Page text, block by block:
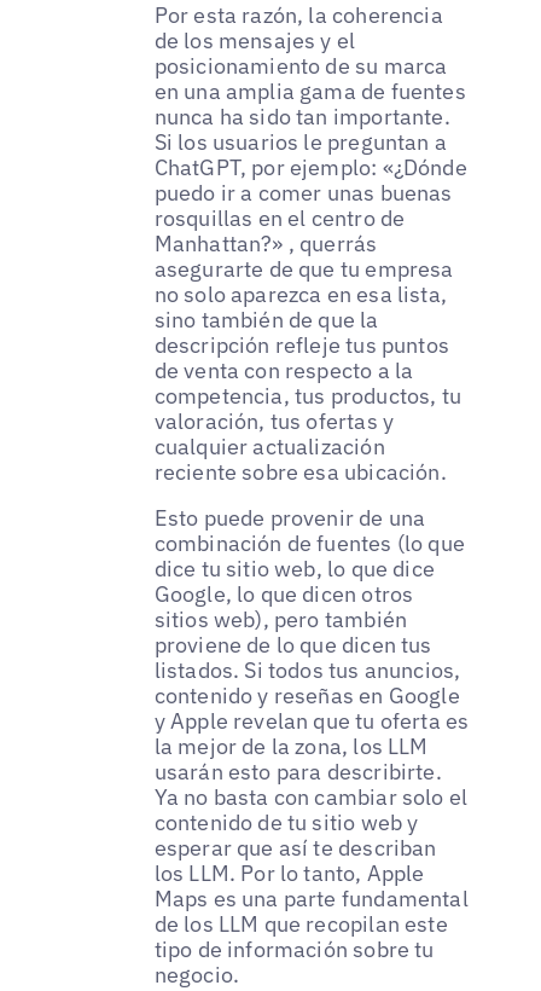
Por esta razón, la coherencia
de los mensajes y el
posicionamiento de su marca
en una amplia gama de fuentes
nunca ha sido tan importante.
Si los usuarios le preguntan a
ChatGPT, por ejemplo: «¿Dónde
puedo ir a comer unas buenas
rosquillas en el centro de
Manhattan?» , querrás
asegurarte de que tu empresa
no solo aparezca en esa lista,
sino también de que la
descripción refleje tus puntos
de venta con respecto a la
competencia, tus productos, tu
valoración, tus ofertas y
cualquier actualización
reciente sobre esa ubicación.
Esto puede provenir de una
combinación de fuentes (lo que
dice tu sitio web, lo que dice
Google, lo que dicen otros
sitios web), pero también
proviene de lo que dicen tus
listados. Si todos tus anuncios,
contenido y reseñas en Google
y Apple revelan que tu oferta es
la mejor de la zona, los LLM
usarán esto para describirte.
Ya no basta con cambiar solo el
contenido de tu sitio web y
esperar que así te describan
los LLM. Por lo tanto, Apple
Maps es una parte fundamental
de los LLM que recopilan este
tipo de información sobre tu
negocio.